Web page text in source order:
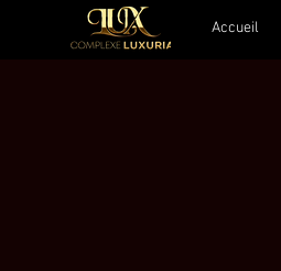
Accueil